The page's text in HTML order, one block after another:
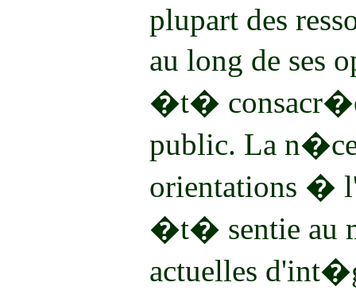
plupart des
au long de ses
�t�
public. La
orientations �
�t� sentie au
actuelles